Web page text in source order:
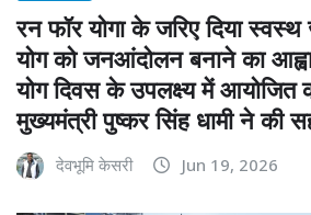
रन फॉर योगा के जरिए दिया
योग को जनआंदोलन बनाने का
योग दिवस के उपलक्ष्य में आयोजित
मुख्यमंत्री पुष्कर सिंह धामी ने की
देवभूमि केसरी Jun 19, 2026